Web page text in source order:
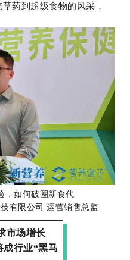
药到超级食物的风采，
，如何破圈新食代
有限公司 运营销售总监
市场增长
成行业“黑马